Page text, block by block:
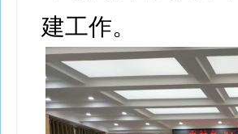
建工作。